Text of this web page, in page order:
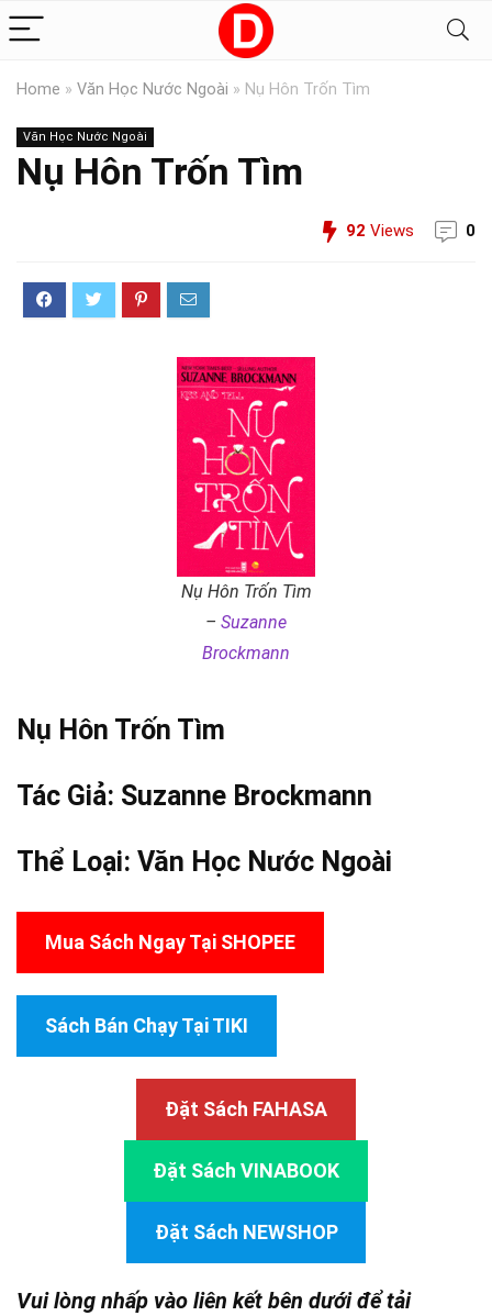
Home » Văn Học Nước Ngoài » Nụ Hôn Trốn Tìm
Văn Học Nước Ngoài
Nụ Hôn Trốn Tìm
92 Views 0
Nụ Hôn Trốn Tìm
– Suzanne
Brockmann
Nụ Hôn Trốn Tìm
Tác Giả: Suzanne Brockmann
Thể Loại: Văn Học Nước Ngoài
Mua Sách Ngay Tại SHOPEE
Sách Bán Chạy Tại TIKI
Đặt Sách FAHASA
Đặt Sách VINABOOK
Đặt Sách NEWSHOP
Vui lòng nhấp vào liên kết bên dưới để tải